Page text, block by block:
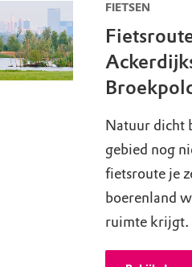
FIETSEN
Natuur dicht
gebied nog
fietsroute je
boerenland
ruimte krijgt.